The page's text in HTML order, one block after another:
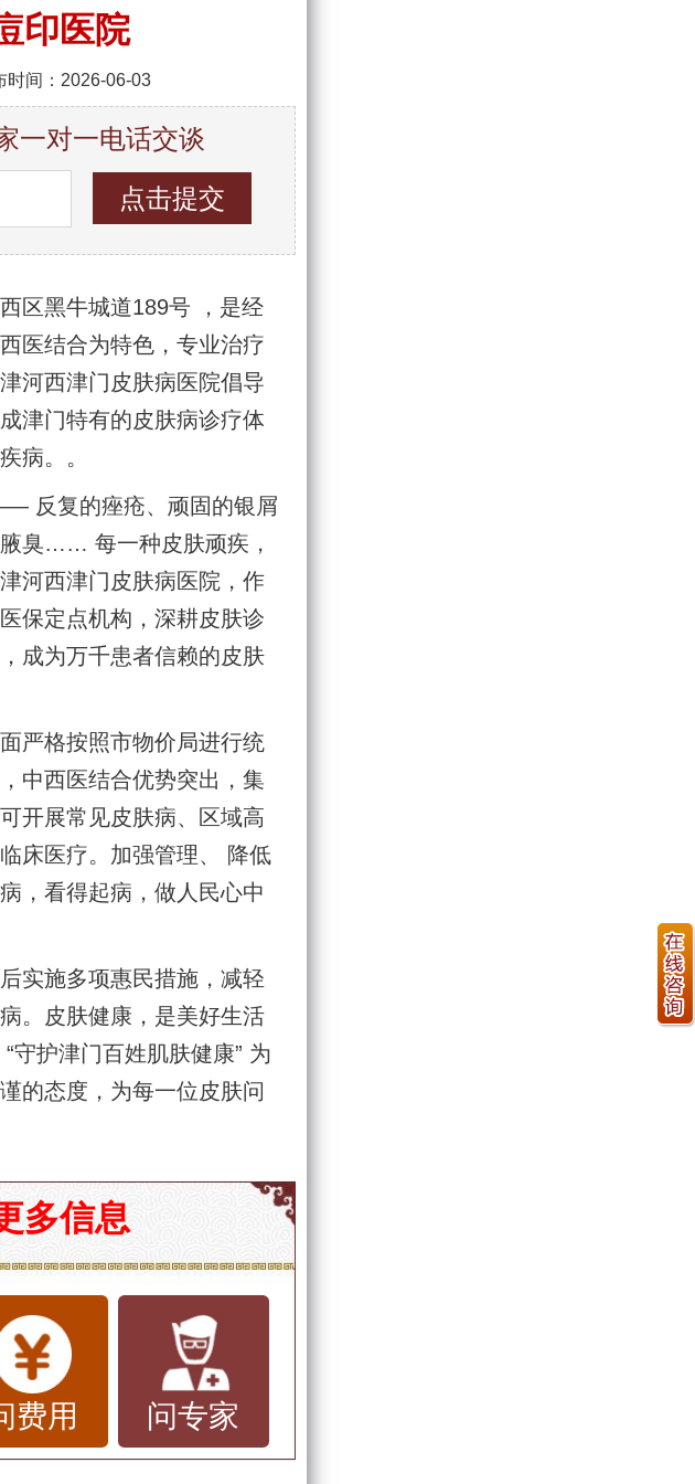
印医院
时间：2026-06-03
一对一电话交谈
区黑牛城道189号 ，是经
医结合为特色，专业治疗
河西津门皮肤病医院倡导
津门特有的皮肤病诊疗体
病。。
反复的痤疮、顽固的银屑
臭…… 每一种皮肤顽疾，
河西津门皮肤病医院，作
保定点机构，深耕皮肤诊
成为万千患者信赖的皮肤
严格按照市物价局进行统
中西医结合优势突出，集
开展常见皮肤病、区域高
床医疗。加强管理、 降低
，看得起病，做人民心中
实施多项惠民措施，减轻
。皮肤健康，是美好生活
守护津门百姓肌肤健康” 为
的态度，为每一位皮肤问
多信息
费用 问专家